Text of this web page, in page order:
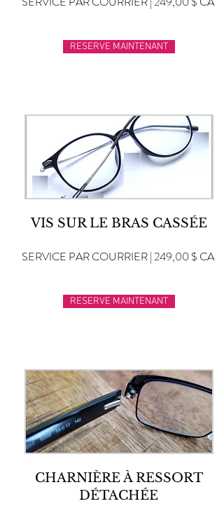
RESERVE MAINTENANT
VIS SUR LE BRAS CASSÉE
SERVICE PAR COURRIER | 249,00 $ CA
RESERVE MAINTENANT
CHARNIÈRE À RESSORT
DÉTACHÉE